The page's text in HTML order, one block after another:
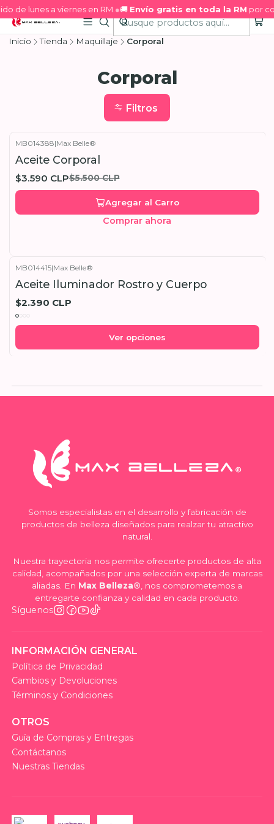
de lunes a viernes en RM.●🚚Envío gratis en toda la RMpor
Inicio Tienda Maquillaje Corporal
Corporal
Filtros
MB014388|Max Belle®
Aceite Corporal
$3.590 CLP$5.500 CLP
Agregar al Carro
Comprar ahora
MB014415|Max Belle®
Aceite Iluminador Rostro y Cuerpo
$2.390 CLP
Ver opciones
Somos especialistas en el desarrollo y fabricación de
productos de belleza diseñados para realzar tu atractivo
natural.
Nuestra trayectoria nos permite ofrecerte productos de alta
calidad, acompañados por una selección experta de marcas
aliadas. En Max Belleza® , nos comprometemos a
entregarte confianza y calidad en cada producto.
Síguenos
INFORMACIÓN GENERAL
Política de Privacidad
Cambios y Devoluciones
Términos y Condiciones
OTROS
Guía de Compras y Entregas
Contáctanos
Nuestras Tiendas